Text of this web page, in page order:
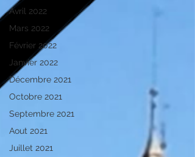
Avril 2022
Mars 2022
Février 2022
Janvier 2022
Décembre 2021
Octobre 2021
Septembre 2021
Aout 2021
Juillet 2021